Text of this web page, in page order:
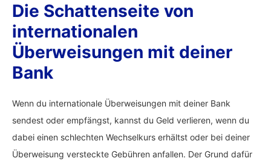
Die Schattenseite von
internationalen
Überweisungen mit deiner
Bank
Wenn du internationale Überweisungen mit deiner Bank
sendest oder empfängst, kannst du Geld verlieren, wenn du
dabei einen schlechten Wechselkurs erhältst oder bei deiner
Überweisung versteckte Gebühren anfallen. Der Grund dafür